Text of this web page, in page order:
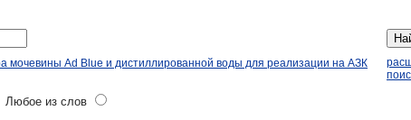
мочевины Ad Blue и дистиллированной воды для реализации на АЗК
Любое из слов